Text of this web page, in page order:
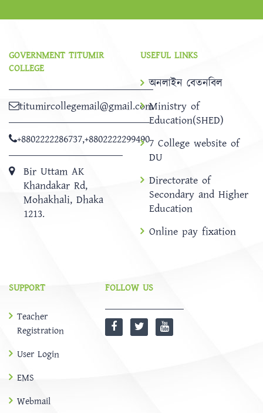
GOVERNMENT TITUMIR
COLLEGE
titumircollegemail@gmail.com
+8802222286737,+8802222299490
Bir Uttam AK
Khandakar Rd,
Mohakhali, Dhaka
1213.
USEFUL LINKS
অনলাইন বেতনবিল
Ministry of
Education(SHED)
7 College website of
DU
Directorate of
Secondary and Higher
Education
Online pay fixation
SUPPORT
Teacher
Registration
User Login
EMS
Webmail
FOLLOW US